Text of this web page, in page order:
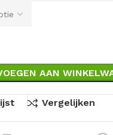
AAN
Vergelijken